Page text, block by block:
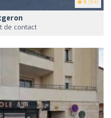
5 (54)
de contact